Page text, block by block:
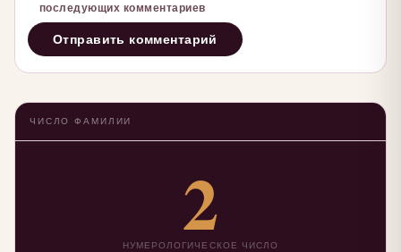
последующих комментариев
ЧИСЛО ФАМИЛИИ
2
НУМЕРОЛОГИЧЕСКОЕ ЧИСЛО